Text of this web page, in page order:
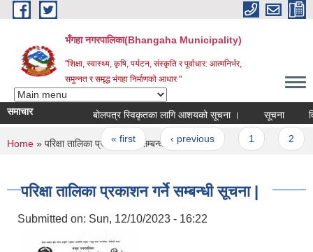
Skip to main content
भँगहा नगरपालिका(Bhangaha Municipality)
"शिक्षा, स्वास्थ्य, कृषि, पर्यटन, संस्कृति र पूर्वाधार: आत्मनिर्भर,
समुन्नत र समृद्ध भंगहा निर्माणको आधार "
समाचार बोलपत्र स्विकृतका लागि आशयको सूचना । सूचना
Pages
« first ‹ previous
You are here
Home » परिक्षा तालिका प्रकाशन गर्ने सम्बन्धी सूचना |
परिक्षा तालिका प्रकाशन गर्ने सम्बन्धी सूचना |
Submitted on: Sun, 12/10/2023 - 16:22